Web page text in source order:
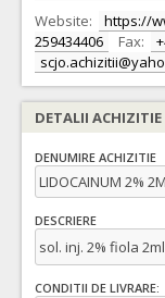
Website:
https://
259434406
Fax:
DETALII ACHIZITIE
DENUMIRE ACHIZITIE
LIDOCAINUM 2%
DESCRIERE
sol. inj. 2% fiola 2ml
CONDITII DE LIVRARE: